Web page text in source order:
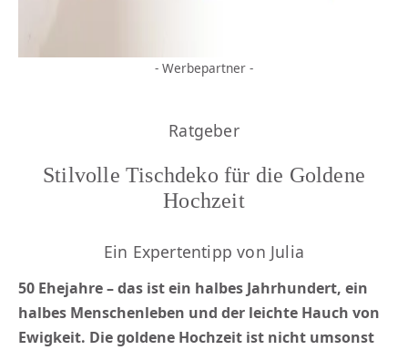
- Werbepartner -
Ratgeber
Stilvolle Tischdeko für die Goldene
Hochzeit
Ein Expertentipp von Julia
50 Ehejahre – das ist ein halbes Jahrhundert, ein
halbes Menschenleben und der leichte Hauch von
Ewigkeit. Diegoldene Hochzeit ist nicht umsonst